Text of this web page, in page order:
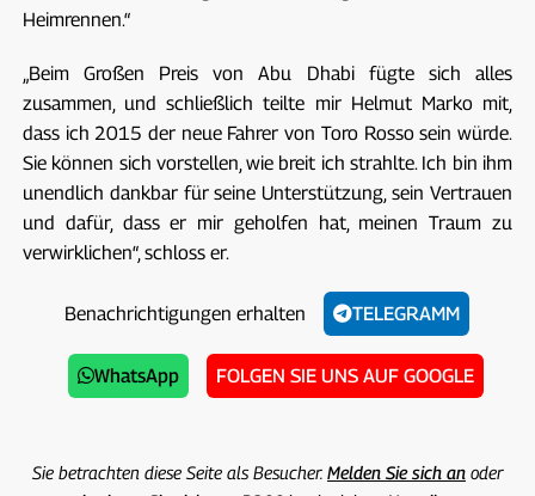
Heimrennen.“
„Beim Großen Preis von Abu Dhabi fügte sich alles
zusammen, und schließlich teilte mir Helmut Marko mit,
dass ich 2015 der neue Fahrer von Toro Rosso sein würde.
Sie können sich vorstellen, wie breit ich strahlte. Ich bin ihm
unendlich dankbar für seine Unterstützung, sein Vertrauen
und dafür, dass er mir geholfen hat, meinen Traum zu
verwirklichen“, schloss er.
Benachrichtigungen erhalten TELEGRAMM
WhatsApp FOLGEN SIE UNS AUF GOOGLE
Sie betrachten diese Seite als Besucher. Melden Sie sich anoder